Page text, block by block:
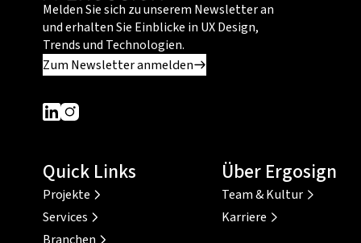
Melden Sie sich zu unserem Newsletter an
und erhalten Sie Einblicke in UX Design,
Trends und Technologien.
Zum Newsletter anmelden
Dieser Link führt zu einer externen Seite
Dieser Link führt zu einer externen Seite
Quick Links
Projekte
Services
Über Ergosign
Team & Kultur
Karriere